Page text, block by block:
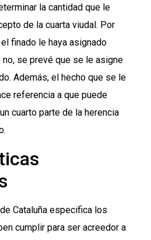
la cantidad que le
de la cuarta viudal. Por
finado le haya asignado
se prevé que se le asigne
Además, el hecho que se le
referencia a que puede
cuarto parte de la herencia
Cataluña especifica los
cumplir para ser acreedor a